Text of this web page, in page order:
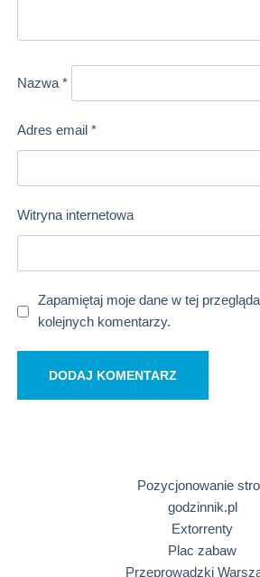
Nazwa *
Adres email *
Witryna internetowa
Zapamiętaj moje dane w tej
kolejnych komentarzy.
Pozycjonowanie
godzinnik.pl
Extorrenty
Plac zabaw
Przeprowadzki